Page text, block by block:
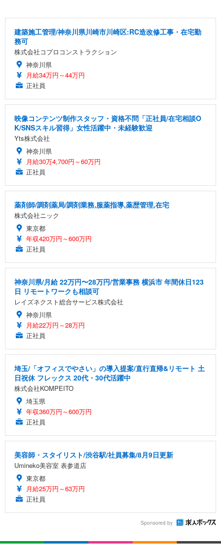
建築施工管理/神奈川県川崎市川崎区:RC造改修工事・在宅勤
務可
株式会社コプロコンストラクション
神奈川県
月給34万円～44万円
正社員
映像コンテンツ制作スタッフ・資格不問「正社員/在宅相談O
K/SNSスキル習得」女性活躍中・未経験歓迎
Yts株式会社
神奈川県
月給30万4,700円～60万円
正社員
薬剤師/調剤薬局/調剤業務,服薬指導,薬歴管理,在宅
株式会社ニック
東京都
年収420万円～600万円
正社員
神奈川県/月給 22万円〜28万円/営業事務 横浜市 年間休日123
日 リモートワークも相談可
レイズネクスト総合サービス株式会社
神奈川県
月給22万円～28万円
正社員
埼玉/「オフィスでやさい」の導入提案/直行直帰&リモート 土
日祝休 フレックス 20代・30代活躍中
株式会社KOMPEITO
埼玉県
年収360万円～600万円
正社員
美容師・スタイリスト/渋谷駅/社員募集/8月9日更新
Umineko美容室 表参道店
東京都
月給25万円～63万円
正社員
Sponsored by